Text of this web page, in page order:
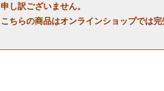
申し訳ございません。
こちらの商品はオンラインショップでは完